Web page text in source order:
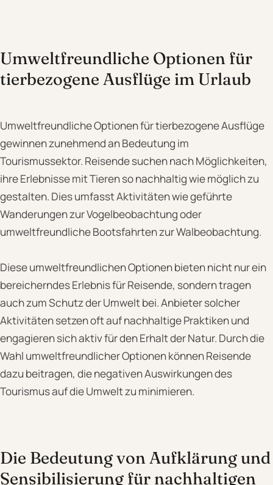
Umweltfreundliche Optionen für
tierbezogene Ausflüge im Urlaub
Umweltfreundliche Optionen für tierbezogene Ausflüge
gewinnen zunehmend an Bedeutung im
Tourismussektor. Reisende suchen nach Möglichkeiten,
ihre Erlebnisse mit Tieren so nachhaltig wie möglich zu
gestalten. Dies umfasst Aktivitäten wie geführte
Wanderungen zur Vogelbeobachtung oder
umweltfreundliche Bootsfahrten zur Walbeobachtung.
Diese umweltfreundlichen Optionen bieten nicht nur ein
bereicherndes Erlebnis für Reisende, sondern tragen
auch zum Schutz der Umwelt bei. Anbieter solcher
Aktivitäten setzen oft auf nachhaltige Praktiken und
engagieren sich aktiv für den Erhalt der Natur. Durch die
Wahl umweltfreundlicher Optionen können Reisende
dazu beitragen, die negativen Auswirkungen des
Tourismus auf die Umwelt zu minimieren.
Die Bedeutung von Aufklärung und
Sensibilisierung für nachhaltigen